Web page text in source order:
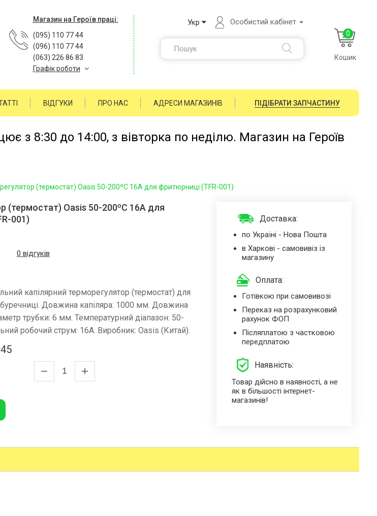
Магазин на Героїв праці:
(095) 110 77 44
(096) 110 77 44
(063) 226 86 83
Графік роботи
Укр Особистий кабінет
0
Кошик
ВІДГУКИ ПРО НАС АДРЕСИ МАГАЗИНІВ ПІДІБРАТИ ЗАПЧАСТИНУ
з 8:30 до 14:00, з вівторка по неділю. Магазин на Героїв
(термостат) Oasis 50-200ºC 16A для фритюрниці (TFR-001)
(термостат) Oasis 50-200ºC 16A для
001)
0 відгуків
капілярний терморегулятор (термостат) для
Довжина капіляра: 1000 мм. Довжина
трубки: 6 мм. Температурний діапазон: 50-
робочий струм: 16A. Виробник: Oasis (Китай).
Доставка:
по Україні - Нова Пошта
в Харкові - самовивіз із
магазину
Оплата:
Готівкою при самовивозі
Переказ на розрахунковий
рахунок ФОП
Післяплатою з частковою
передплатою
Наявність:
Товар дійсно в наявності, а не
як в більшості інтернет-
магазинів!